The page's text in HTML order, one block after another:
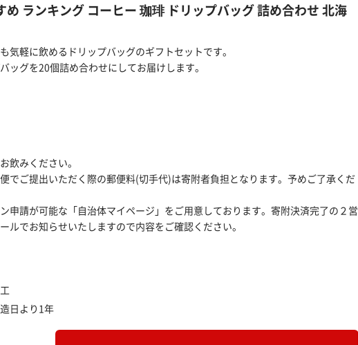
め ランキング コーヒー 珈琲 ドリップバッグ 詰め合わせ 北海
気軽に飲めるドリップバッグのギフトセットです。
ッグを20個詰め合わせにしてお届けします。
飲みください。
でご提出いただく際の郵便料(切手代)は寄附者負担となります。予めご了承くだ
申請が可能な「自治体マイページ」をご用意しております。寄附決済完了の２営
ルでお知らせいたしますので内容をご確認ください。
日より1年